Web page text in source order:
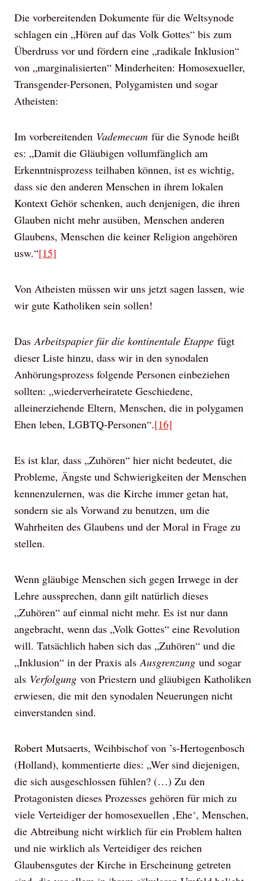
Die vorbereitenden Dokumente für die Weltsynode
schlagen ein „Hören auf das Volk Gottes“ bis zum
Überdruss vor und fördern eine „radikale Inklusion“
von „marginalisierten“ Minderheiten: Homosexueller,
Transgender-Personen, Polygamisten und sogar
Atheisten:
Im vorbereitenden Vademecum für die Synode heißt
es: „Damit die Gläubigen vollumfänglich am
Erkenntnisprozess teilhaben können, ist es wichtig,
dass sie den anderen Menschen in ihrem lokalen
Kontext Gehör schenken, auch denjenigen, die ihren
Glauben nicht mehr ausüben, Menschen anderen
Glaubens, Menschen die keiner Religion angehören
usw.“[15]
Von Atheisten müssen wir uns jetzt sagen lassen, wie
wir gute Katholiken sein sollen!
DasArbeitspapier für die kontinentale Etappe fügt
dieser Liste hinzu, dass wir in den synodalen
Anhörungsprozess folgende Personen einbeziehen
sollten: „wiederverheiratete Geschiedene,
alleinerziehende Eltern, Menschen, die in polygamen
Ehen leben, LGBTQ-Personen“.[16]
Es ist klar, dass „Zuhören“ hier nicht bedeutet, die
Probleme, Ängste und Schwierigkeiten der Menschen
kennenzulernen, was die Kirche immer getan hat,
sondern sie als Vorwand zu benutzen, um die
Wahrheiten des Glaubens und der Moral in Frage zu
stellen.
Wenn gläubige Menschen sich gegen Irrwege in der
Lehre aussprechen, dann gilt natürlich dieses
„Zuhören“ auf einmal nicht mehr. Es ist nur dann
angebracht, wenn das „Volk Gottes“ eine Revolution
will. Tatsächlich haben sich das „Zuhören“ und die
„Inklusion“ in der Praxis alsAusgrenzung und sogar
als Verfolgung von Priestern und gläubigen Katholiken
erwiesen, die mit den synodalen Neuerungen nicht
einverstanden sind.
Robert Mutsaerts, Weihbischof von ’s-Hertogenbosch
(Holland), kommentierte dies: „Wer sind diejenigen,
die sich ausgeschlossen fühlen? (…) Zu den
Protagonisten dieses Prozesses gehören für mich zu
viele Verteidiger der homosexuellen ‚Ehe‘, Menschen,
die Abtreibung nicht wirklich für ein Problem halten
und nie wirklich als Verteidiger des reichen
Glaubensgutes der Kirche in Erscheinung getreten